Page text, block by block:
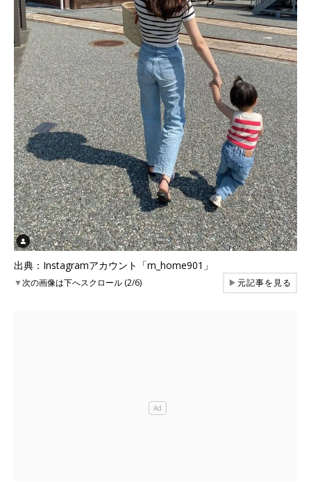
出典：Instagramアカウント「m_home901」
▼次の画像は下へスクロール (2/6) ▶元記事を見る